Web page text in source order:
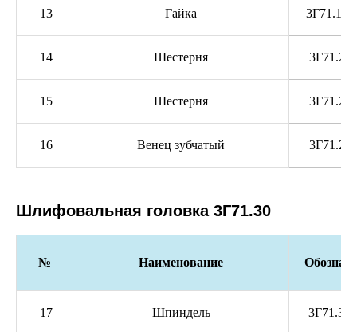
13 Гайка
14 Шестерня
15 Шестерня
16 Венец зубчатый
Шлифовальная головка 3Г71.30
№ Наименование
17 Шпиндель